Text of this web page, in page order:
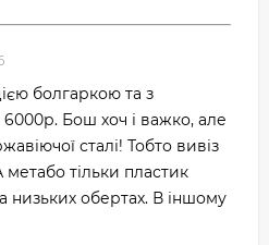
болгаркою та з
Бош хоч і важко, але
сталі! Тобто вивіз
тільки пластик
низьких обертах. В іншому